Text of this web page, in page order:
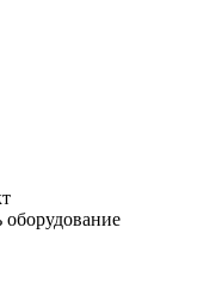
оборудование